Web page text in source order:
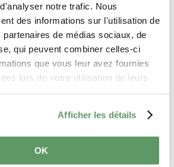
notre trafic. Nous
des informations sur l'utilisation de
de médias sociaux, de
qui peuvent combiner celles-ci
que vous leur avez fournies
lors de votre utilisation de leurs
Afficher les détails
OK
une demande de réservation
aux